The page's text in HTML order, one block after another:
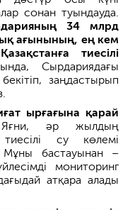
сонан туындауда.
34 млрд
ағынының, ең кем
тиесілі
Сырдариядағы
заңдастырып
ырғағына қарай
әр жылдың
су көлемі
бастауынан –
мониторинг
атқара алады